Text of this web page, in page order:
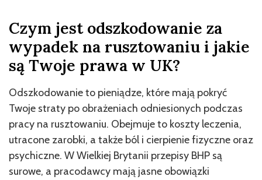
Czym jest odszkodowanie za
wypadek na rusztowaniu i jakie
są Twoje prawa w UK?
Odszkodowanie to pieniądze, które mają pokryć
Twoje straty po obrażeniach odniesionych podczas
pracy na rusztowaniu. Obejmuje to koszty leczenia,
utracone zarobki, a także ból i cierpienie fizyczne oraz
psychiczne. W Wielkiej Brytanii przepisy BHP są
surowe, a pracodawcy mają jasne obowiązki